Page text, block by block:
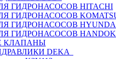
ГИДРОНАСОСОВ HITACHI
ГИДРОНАСОСОВ
ГИДРОНАСОСОВ
ГИДРОНАСОСОВ HANDOK
КЛАПАНЫ
DEKA